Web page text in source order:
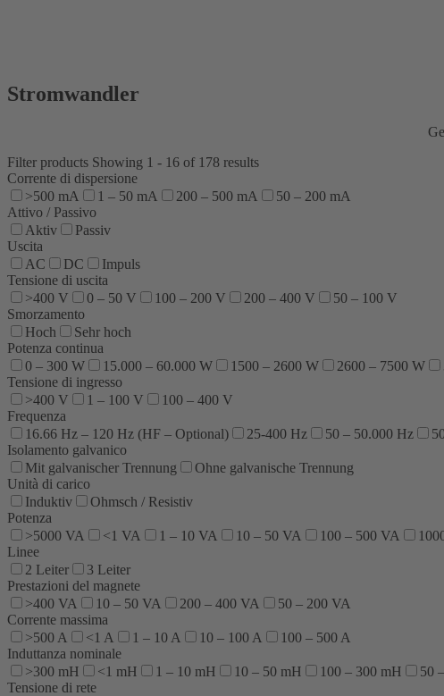
Stromwandler
Filter products Showing 1 - 16 of 178 results
Corrente di dispersione
>500 mA
1 – 50 mA 200 – 500 mA
50 – 200 mA
Attivo / Passivo
Aktiv
Passiv
Uscita
AC
DC
Impuls
Tensione di uscita
>400 V
0 – 50 V 100 – 200 V 200 – 400 V
50 – 100 V
Smorzamento
Hoch
Sehr hoch
Potenza continua
0 – 300 W
15.000 – 60.000 W 1500 – 2600 W 2600 – 7500 W
Tensione di ingresso
>400 V
1 – 100 V
100 – 400 V
Frequenza
16.66 Hz – 120 Hz (HF – Optional)
25-400 Hz 50 – 50.000 Hz
Isolamento galvanico
Mit galvanischer Trennung
Ohne galvanische Trennung
Unità di carico
Induktiv
Ohmsch / Resistiv
Potenza
>5000 VA
<1 VA 1 – 10 VA 10 – 50 VA 100 – 500 VA
Linee
2 Leiter
3 Leiter
Prestazioni del magnete
>400 VA
10 – 50 VA 200 – 400 VA
50 – 200 VA
Corrente massima
>500 A
<1 A 1 – 10 A 10 – 100 A
100 – 500 A
Induttanza nominale
>300 mH
<1 mH 1 – 10 mH 10 – 50 mH 100 – 300 mH
50
Tensione di rete